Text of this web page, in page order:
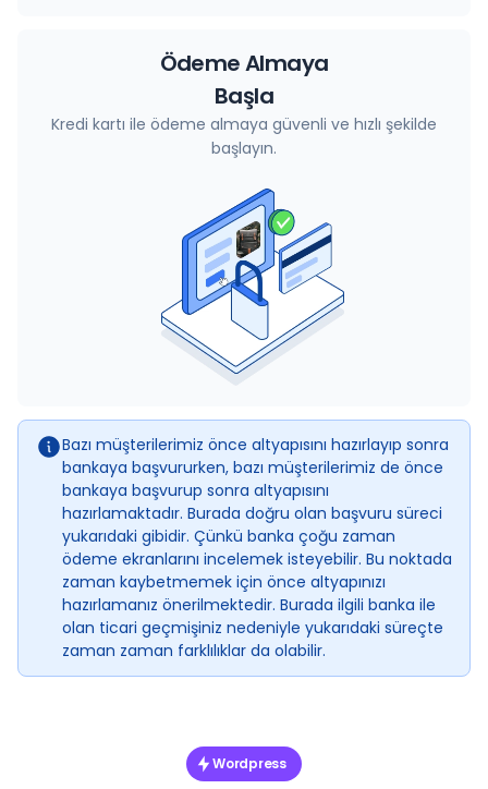
Ödeme Almaya
Başla
Kredi kartı ile ödeme almaya güvenli ve hızlı şekilde
başlayın.
Bazı müşterilerimiz önce altyapısını hazırlayıp sonra
bankaya başvururken, bazı müşterilerimiz de önce
bankaya başvurup sonra altyapısını
hazırlamaktadır. Burada doğru olan başvuru süreci
yukarıdaki gibidir. Çünkü banka çoğu zaman
ödeme ekranlarını incelemek isteyebilir. Bu noktada
zaman kaybetmemek için önce altyapınızı
hazırlamanız önerilmektedir. Burada ilgili banka ile
olan ticari geçmişiniz nedeniyle yukarıdaki süreçte
zaman zaman farklılıklar da olabilir.
Wordpress